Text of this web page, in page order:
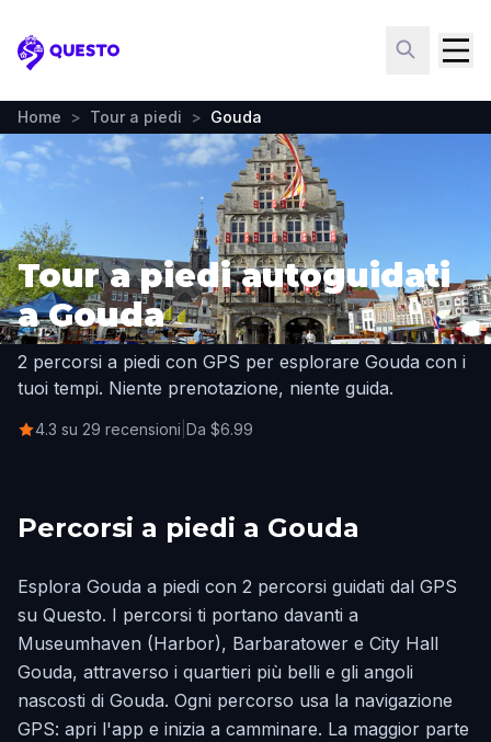
Questo
Home > Tour a piedi > Gouda
Tour a piedi autoguidati
a Gouda
2 percorsi a piedi con GPS per esplorare Gouda con i
tuoi tempi. Niente prenotazione, niente guida.
4.3 su 29 recensioni Da $6.99
Percorsi a piedi a Gouda
Esplora Gouda a piedi con 2 percorsi guidati dal GPS
su Questo. I percorsi ti portano davanti a
Museumhaven (Harbor), Barbaratower e City Hall
Gouda, attraverso i quartieri più belli e gli angoli
nascosti di Gouda. Ogni percorso usa la navigazione
GPS: apri l'app e inizia a camminare. La maggior parte